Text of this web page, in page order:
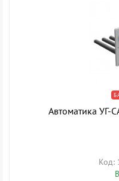
Автоматика УГ-
Код: